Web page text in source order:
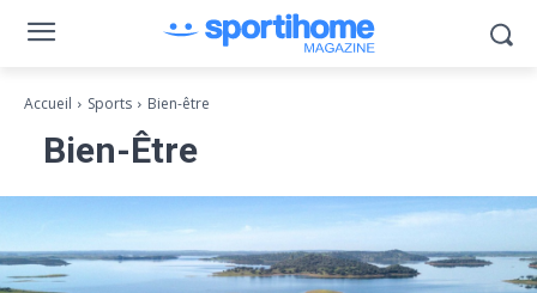
Accueil Sports Bien-être
Bien-Être